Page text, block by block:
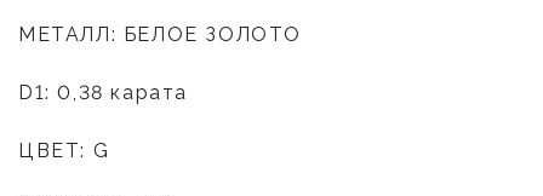
МЕТАЛЛ: БЕЛОЕ ЗОЛОТО
D1: 0,38 карата
ЦВЕТ: G